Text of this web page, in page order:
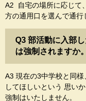
A2 自宅の場所に応じて
方の通用口を選んで通行
Q3 部活動に入部
は強制されますか。
A3 現在の3中学校と同
してほしいという 思い
強制はいたしません。